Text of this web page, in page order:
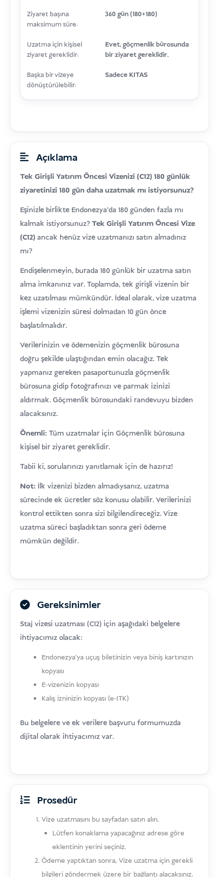
Ziyaret başına
maksimum süre:
360 gün (180+180)
Uzatma için kişisel
ziyaret gereklidir:
Evet, göçmenlik bürosunda
bir ziyaret gereklidir.
Başka bir vizeye
dönüştürülebilir:
Sadece KITAS
Açıklama
Tek Girişli Yatırım Öncesi Vizenizi (C12) 180 günlük
ziyaretinizi 180 gün daha uzatmak mı istiyorsunuz?
Eşinizle birlikte Endonezya'da 180 günden fazla mı
kalmak istiyorsunuz? Tek Girişli Yatırım Öncesi Vize
(C12)ancak henüz vize uzatmanızı satın almadınız
mı?
Endişelenmeyin, burada 180 günlük bir uzatma satın
alma imkanınız var. Toplamda, tek girişli vizenin bir
kez uzatılması mümkündür. İdeal olarak, vize uzatma
işlemi vizenizin süresi dolmadan 10 gün önce
başlatılmalıdır.
Verilerinizin ve ödemenizin göçmenlik bürosuna
doğru şekilde ulaştığından emin olacağız. Tek
yapmanız gereken pasaportunuzla göçmenlik
bürosuna gidip fotoğrafınızı ve parmak izinizi
aldırmak. Göçmenlik bürosundaki randevuyu bizden
alacaksınız.
Önemli: Tüm uzatmalar için Göçmenlik bürosuna
kişisel bir ziyaret gereklidir.
Tabii ki, sorularınızı yanıtlamak için de hazırız!
Not: İlk vizenizi bizden almadıysanız, uzatma
sürecinde ek ücretler söz konusu olabilir. Verilerinizi
kontrol ettikten sonra sizi bilgilendireceğiz. Vize
uzatma süreci başladıktan sonra geri ödeme
mümkün değildir.
Gereksinimler
Staj vizesi uzatması (C12) için aşağıdaki belgelere
ihtiyacımız olacak:
Endonezya'ya uçuş biletinizin veya biniş kartınızın
kopyası
E-vizenizin kopyası
Kalış izninizin kopyası (e-ITK)
Bu belgelere ve ek verilere başvuru formumuzda
dijital olarak ihtiyacımız var.
Prosedür
Vize uzatmasını bu sayfadan satın alın.
Lütfen konaklama yapacağınız adrese göre
eklentinin yerini seçiniz.
Ödeme yaptıktan sonra, Vize uzatma için gerekli
bilgileri göndermek üzere bir bağlantı alacaksınız.